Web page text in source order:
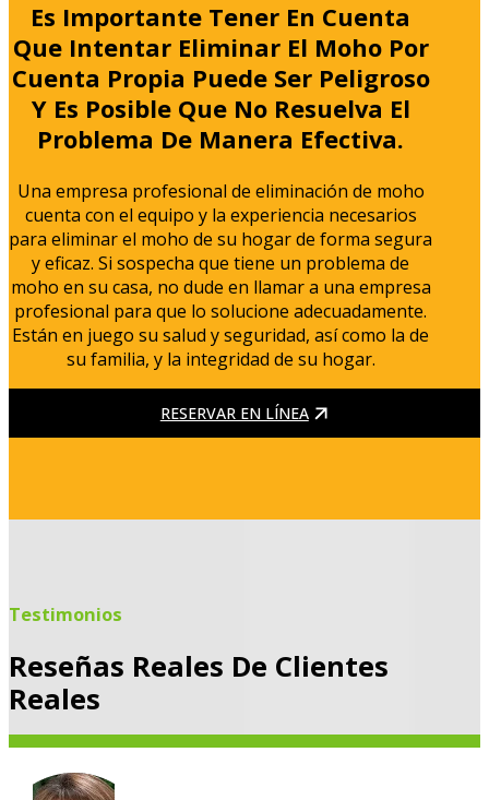
Es Importante Tener En Cuenta
Que Intentar Eliminar El Moho Por
Cuenta Propia Puede Ser Peligroso
Y Es Posible Que No Resuelva El
Problema De Manera Efectiva.
Una empresa profesional de eliminación de moho
cuenta con el equipo y la experiencia necesarios
para eliminar el moho de su hogar de forma segura
y eficaz. Si sospecha que tiene un problema de
moho en su casa, no dude en llamar a una empresa
profesional para que lo solucione adecuadamente.
Están en juego su salud y seguridad, así como la de
su familia, y la integridad de su hogar.
RESERVAR EN LÍNEA
Testimonios
Reseñas Reales De Clientes
Reales